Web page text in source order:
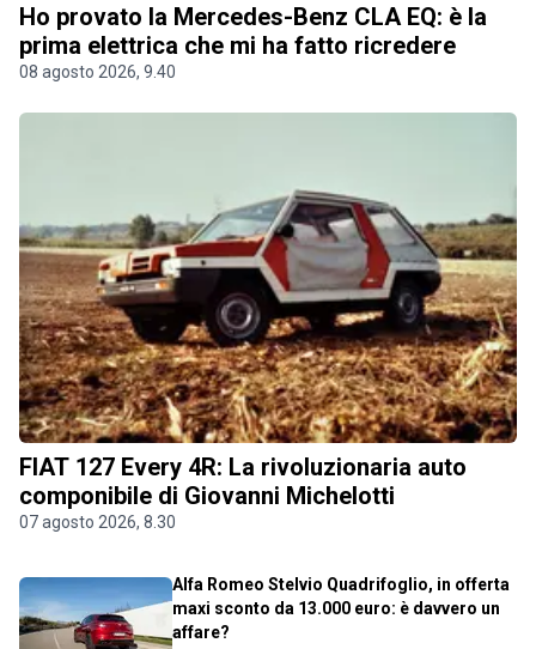
Ho provato la Mercedes-Benz CLA EQ: è la
prima elettrica che mi ha fatto ricredere
08 agosto 2026, 9.40
FIAT 127 Every 4R: La rivoluzionaria auto
componibile di Giovanni Michelotti
07 agosto 2026, 8.30
Alfa Romeo Stelvio Quadrifoglio, in offerta
maxi sconto da 13.000 euro: è davvero un
affare?